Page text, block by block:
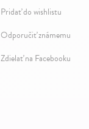
Pridať do wishlistu
Odporučiť známemu
Zdielať na Facebooku